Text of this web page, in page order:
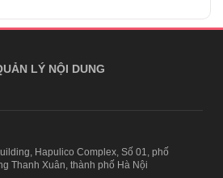
LÝ NỘI DUNG
Hapulico Complex, Số 01, phố
Thanh Xuân, thành phố Hà Nội